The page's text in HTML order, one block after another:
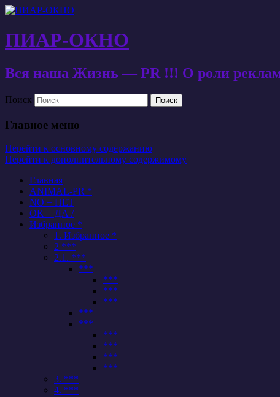
ПИАР-ОКНО
Вся наша Жизнь — PR !!! О роли
Поиск
Главное меню
Перейти к основному содержанию
Перейти к дополнительному содержимому
Главная
ANIMAL-PR *
NO = НЕТ
OK = ДА /
Избранное *
1. Избранное *
2 ***
2.1. ***
***
***
***
***
***
***
***
***
***
***
3. ***
4. ***